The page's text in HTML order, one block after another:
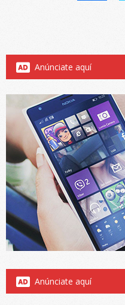
Anúnciate aquí
Anúnciate aquí